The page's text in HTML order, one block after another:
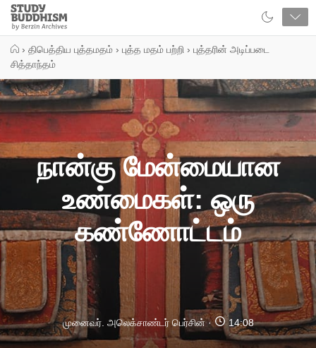
Close
Study
Buddhism
› திபெத்திய புத்தமதம் › புத்த மதம் பற்றி › புத்தரின் அடிப்படை
சித்தாந்தம்
நான்கு மேன்மையான
உண்மைகள்: ஒரு
கண்ணோட்டம்
முனைவர். அலெக்சாண்டர் பெர்சின் 14:08